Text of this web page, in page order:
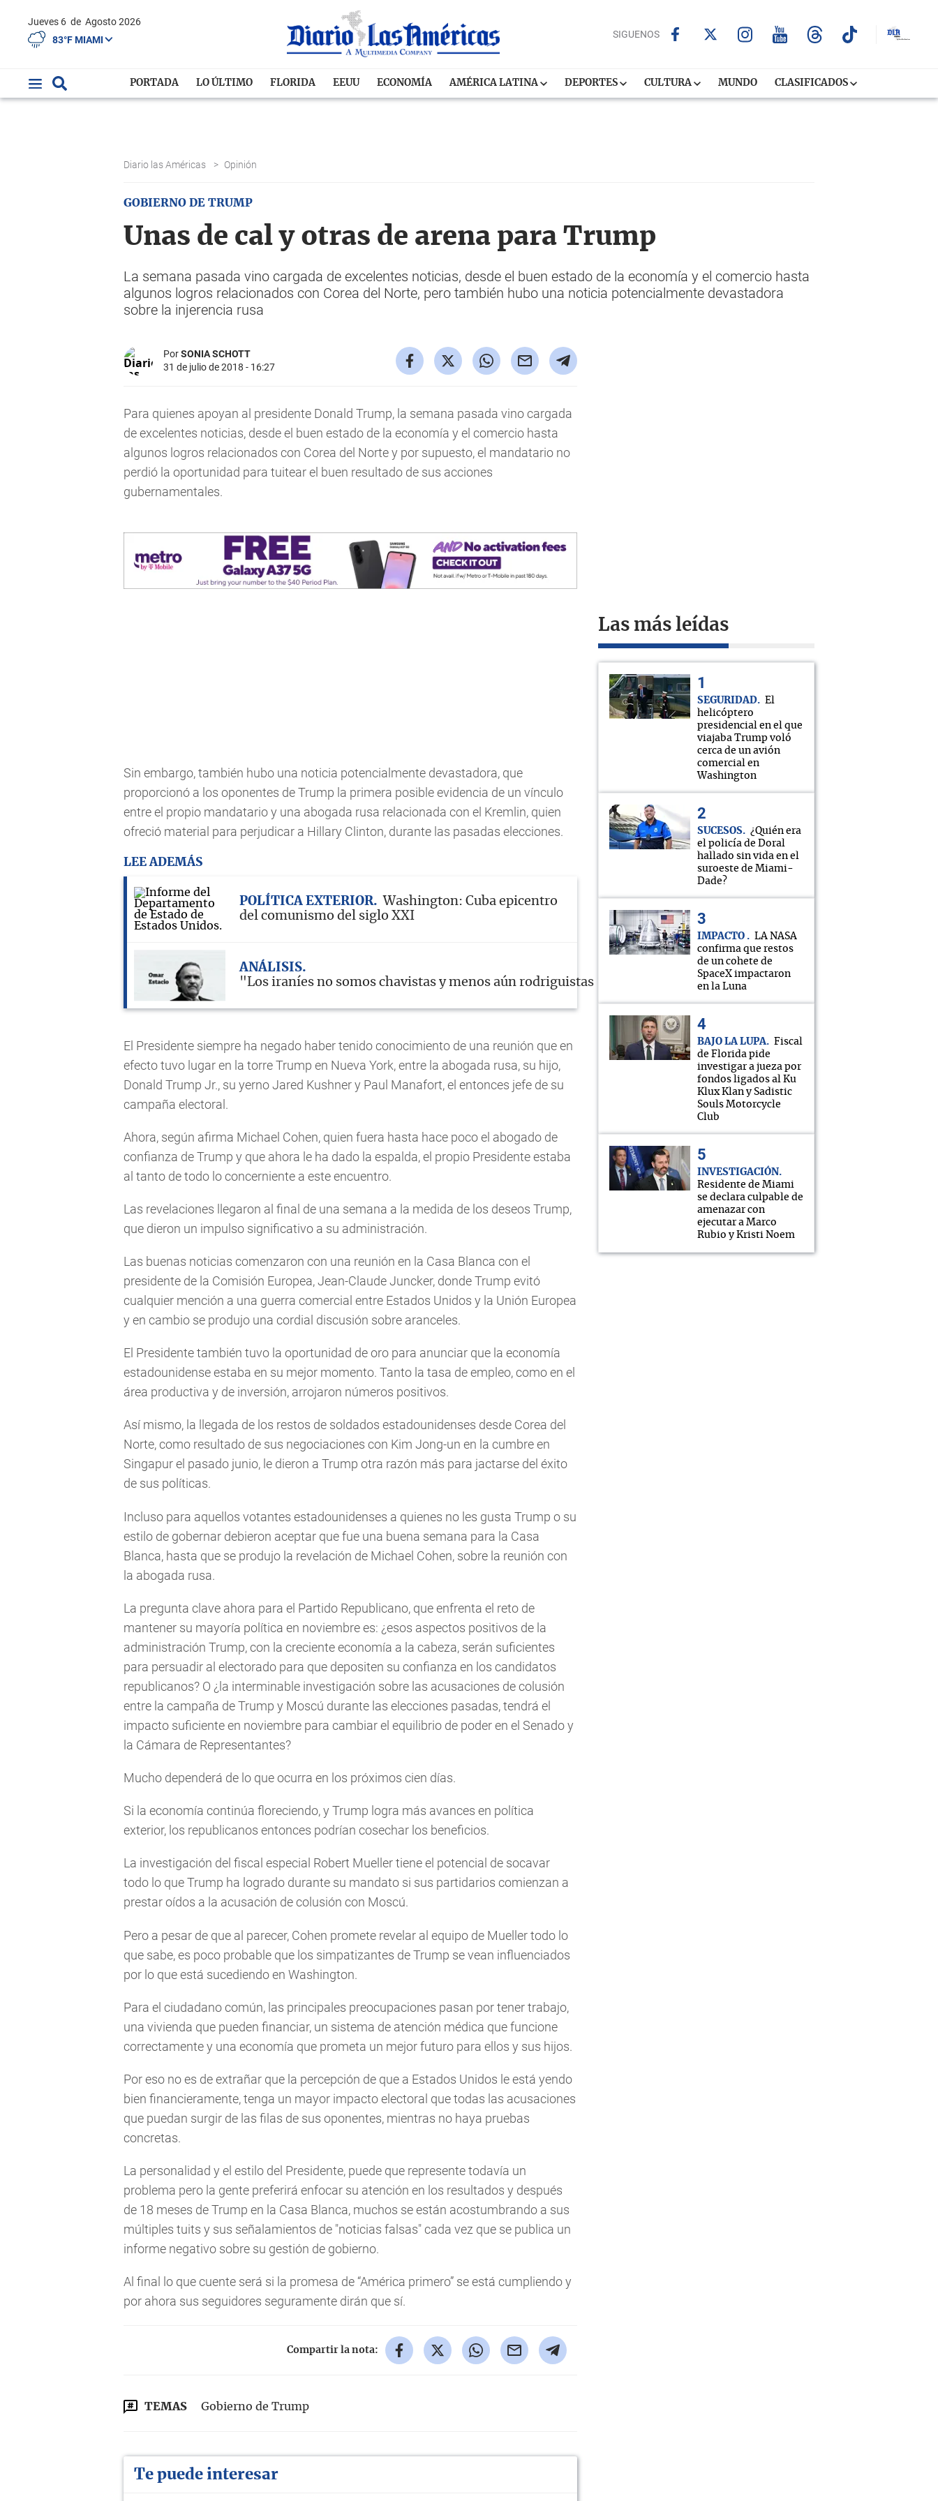
Jueves 6 de Agosto 2026
83°F MIAMI
SIGUENOS
PORTADA LO ÚLTIMO FLORIDA EEUU ECONOMÍA AMÉRICA LATINA DEPORTES CULTURA MUNDO CLASIFICADOS
Diario las Américas > Opinión
GOBIERNO DE TRUMP
Unas de cal y otras de arena para Trump
La semana pasada vino cargada de excelentes noticias, desde el buen estado de la economía y el comercio hasta
algunos logros relacionados con Corea del Norte, pero también hubo una noticia potencialmente devastadora
sobre la injerencia rusa
PorSONIA SCHOTT
31 de julio de 2018 - 16:27
Para quienes apoyan al presidente Donald Trump, la semana pasada vino cargada
de excelentes noticias, desde el buen estado de la economía y el comercio hasta
algunos logros relacionados con Corea del Norte y por supuesto, el mandatario no
perdió la oportunidad para tuitear el buen resultado de sus acciones
gubernamentales.
Sin embargo, también hubo una noticia potencialmente devastadora, que
proporcionó a los oponentes de Trump la primera posible evidencia de un vínculo
entre el propio mandatario y una abogada rusa relacionada con el Kremlin, quien
ofreció material para perjudicar a Hillary Clinton, durante las pasadas elecciones.
LEE ADEMÁS
POLÍTICA EXTERIOR
Washington: Cuba epicentro
del comunismo del siglo XXI
ANÁLISIS
"Los iraníes no somos chavistas y menos aún rodriguistas ¡Que Alá nos proteja!"
El Presidente siempre ha negado haber tenido conocimiento de una reunión que en
efecto tuvo lugar en la torre Trump en Nueva York, entre la abogada rusa, su hijo,
Donald Trump Jr., su yerno Jared Kushner y Paul Manafort, el entonces jefe de su
campaña electoral.
Ahora, según afirma Michael Cohen, quien fuera hasta hace poco el abogado de
confianza de Trump y que ahora le ha dado la espalda, el propio Presidente estaba
al tanto de todo lo concerniente a este encuentro.
Las revelaciones llegaron al final de una semana a la medida de los deseos Trump,
que dieron un impulso significativo a su administración.
Las buenas noticias comenzaron con una reunión en la Casa Blanca con el
presidente de la Comisión Europea, Jean-Claude Juncker, donde Trump evitó
cualquier mención a una guerra comercial entre Estados Unidos y la Unión Europea
y en cambio se produjo una cordial discusión sobre aranceles.
El Presidente también tuvo la oportunidad de oro para anunciar que la economía
estadounidense estaba en su mejor momento. Tanto la tasa de empleo, como en el
área productiva y de inversión, arrojaron números positivos.
Así mismo, la llegada de los restos de soldados estadounidenses desde Corea del
Norte, como resultado de sus negociaciones con Kim Jong-un en la cumbre en
Singapur el pasado junio, le dieron a Trump otra razón más para jactarse del éxito
de sus políticas.
Incluso para aquellos votantes estadounidenses a quienes no les gusta Trump o su
estilo de gobernar debieron aceptar que fue una buena semana para la Casa
Blanca, hasta que se produjo la revelación de Michael Cohen, sobre la reunión con
la abogada rusa.
La pregunta clave ahora para el Partido Republicano, que enfrenta el reto de
mantener su mayoría política en noviembre es: ¿esos aspectos positivos de la
administración Trump, con la creciente economía a la cabeza, serán suficientes
para persuadir al electorado para que depositen su confianza en los candidatos
republicanos? O ¿la interminable investigación sobre las acusaciones de colusión
entre la campaña de Trump y Moscú durante las elecciones pasadas, tendrá el
impacto suficiente en noviembre para cambiar el equilibrio de poder en el Senado y
la Cámara de Representantes?
Mucho dependerá de lo que ocurra en los próximos cien días.
Si la economía continúa floreciendo, y Trump logra más avances en política
exterior, los republicanos entonces podrían cosechar los beneficios.
La investigación del fiscal especial Robert Mueller tiene el potencial de socavar
todo lo que Trump ha logrado durante su mandato si sus partidarios comienzan a
prestar oídos a la acusación de colusión con Moscú.
Pero a pesar de que al parecer, Cohen promete revelar al equipo de Mueller todo lo
que sabe, es poco probable que los simpatizantes de Trump se vean influenciados
por lo que está sucediendo en Washington.
Para el ciudadano común, las principales preocupaciones pasan por tener trabajo,
una vivienda que pueden financiar, un sistema de atención médica que funcione
correctamente y una economía que prometa un mejor futuro para ellos y sus hijos.
Por eso no es de extrañar que la percepción de que a Estados Unidos le está yendo
bien financieramente, tenga un mayor impacto electoral que todas las acusaciones
que puedan surgir de las filas de sus oponentes, mientras no haya pruebas
concretas.
La personalidad y el estilo del Presidente, puede que represente todavía un
problema pero la gente preferirá enfocar su atención en los resultados y después
de 18 meses de Trump en la Casa Blanca, muchos se están acostumbrando a sus
múltiples tuits y sus señalamientos de "noticias falsas" cada vez que se publica un
informe negativo sobre su gestión de gobierno.
Al final lo que cuente será si la promesa de “América primero” se está cumpliendo y
por ahora sus seguidores seguramente dirán que sí.
Compartir la nota:
TEMAS Gobierno de Trump
Te puede interesar
Las más leídas
SEGURIDAD
El
helicóptero
presidencial en el que
viajaba Trump voló
cerca de un avión
comercial en
Washington
SUCESOS
¿Quién era
el policía de Doral
hallado sin vida en el
suroeste de Miami-
Dade?
IMPACTO
LA NASA
confirma que restos
de un cohete de
SpaceX impactaron
en la Luna
BAJO LA LUPA
Fiscal
de Florida pide
investigar a jueza por
fondos ligados al Ku
Klux Klan y Sadistic
Souls Motorcycle
Club
INVESTIGACIÓN
Residente de Miami
se declara culpable de
amenazar con
ejecutar a Marco
Rubio y Kristi Noem